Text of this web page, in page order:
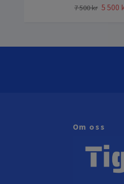
7 500 kr 5 500
Om oss